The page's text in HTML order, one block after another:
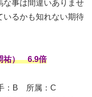
な事は間違いありませ
いるかも知れない期待
祐） 6.9倍
：B 所属：C